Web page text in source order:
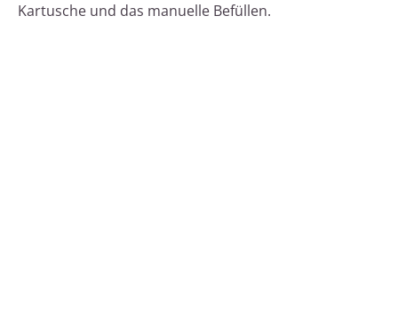
Kartusche und das manuelle Befüllen.